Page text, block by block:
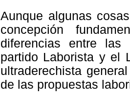
Aunque algunas
concepción
diferencias entre las
partido Laborista y el
ultraderechista
de las propuestas